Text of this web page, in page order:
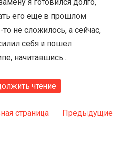
я готовился долго,
его еще в прошлом
то не сложилось, а сейчас,
себя и пошел
начитавшись...
чтение
Предыдущие
страница